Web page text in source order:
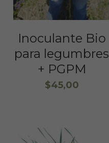
Inoculante Bio
para legumbres
+ PGPM
$45,00